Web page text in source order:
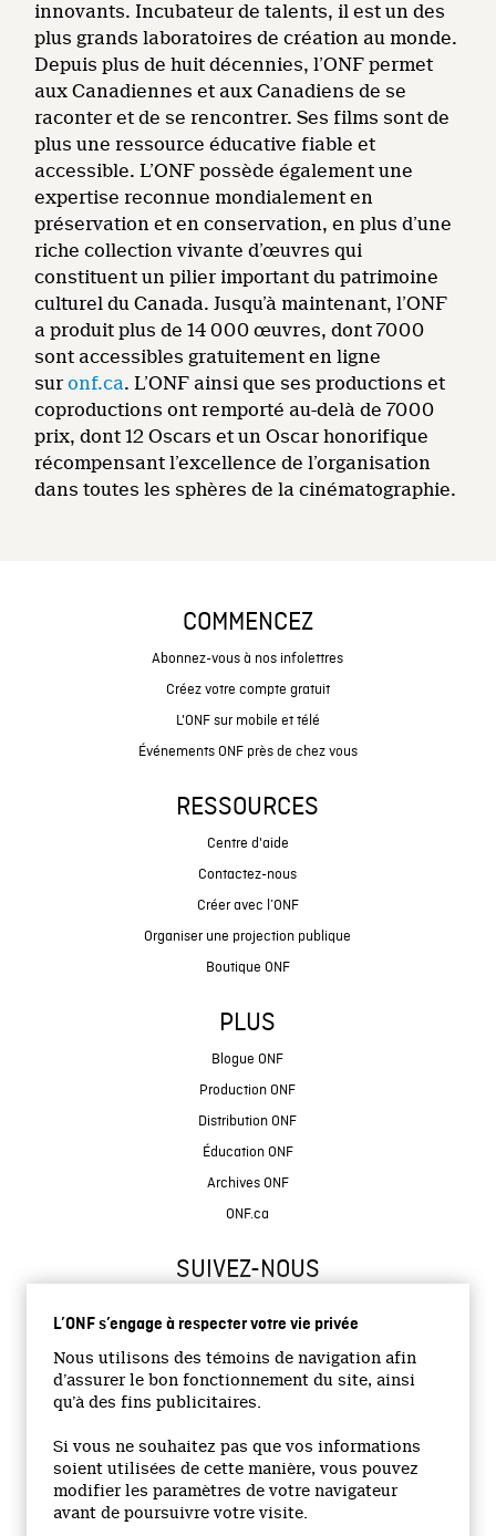
L’ONF s’engage à respecter votre vie privée
Nous utilisons des témoins de navigation afin
d’assurer le bon fonctionnement du site, ainsi
qu’à des fins publicitaires.
Si vous ne souhaitez pas que vos informations
soient utilisées de cette manière, vous pouvez
modifier les paramètres de votre navigateur
avant de poursuivre votre visite.
innovants. Incubateur de talents, il est un des
plus grands laboratoires de création au monde.
Depuis plus de huit décennies, l’ONF permet
aux Canadiennes et aux Canadiens de se
raconter et de se rencontrer. Ses films sont de
plus une ressource éducative fiable et
accessible. L’ONF possède également une
expertise reconnue mondialement en
préservation et en conservation, en plus d’une
riche collection vivante d’œuvres qui
constituent un pilier important du patrimoine
culturel du Canada. Jusqu’à maintenant, l’ONF
a produit plus de 14 000 œuvres, dont 7000
sont accessibles gratuitement en ligne
suronf.ca. L’ONF ainsi que ses productions et
coproductions ont remporté au-delà de 7000
prix, dont 12 Oscars et un Oscar honorifique
récompensant l’excellence de l’organisation
dans toutes les sphères de la cinématographie.
COMMENCEZ
Abonnez-vous à nos infolettres
Créez votre compte gratuit
L'ONF sur mobile et télé
Événements ONF près de chez vous
RESSOURCES
Centre d'aide
Contactez-nous
Créer avec l’ONF
Organiser une projection publique
Boutique ONF
PLUS
Blogue ONF
Production ONF
Distribution ONF
Éducation ONF
Archives ONF
ONF.ca
SUIVEZ-NOUS
Site institutionnel
Accessibilité